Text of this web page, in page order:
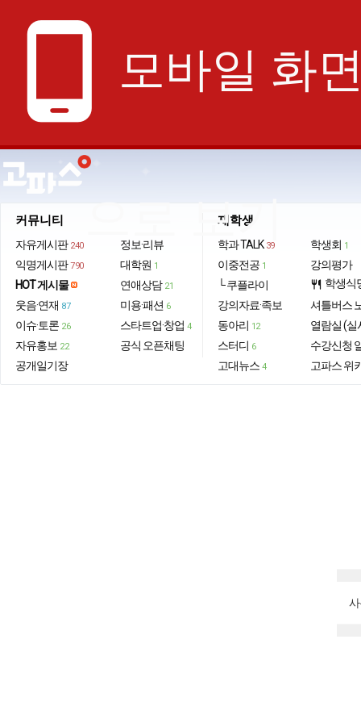
phone_android 모바일 화
으로 보기
커뮤니티
자유게시판 240
익명게시판 790
HOT 게시물
웃음·연재 87
이슈·토론 26
자유홍보 22
공개일기장
정보·리뷰
대학원 1
연애상담 21
미용·패션 6
스타트업·창업 4
공식 오픈채팅
재학생
학과 TALK 39
이중전공 1
└ 쿠플라이
강의자료·족보
동아리 12
스터디 6
고대뉴스 4
학생회 1
강의평가
restaurant 학생식
셔틀버스
열람실 (실
수강신청
고파스 위